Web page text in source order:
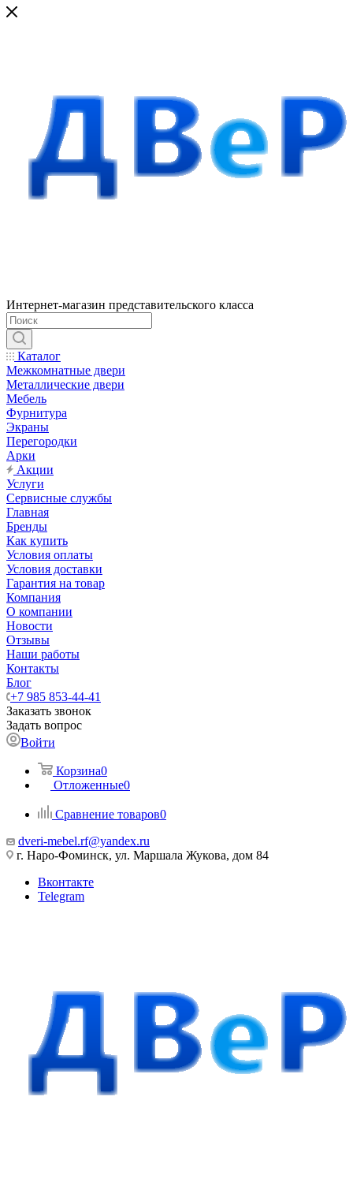
Интернет-магазин представительского класса
Каталог
Межкомнатные двери
Металлические двери
Мебель
Фурнитура
Экраны
Перегородки
Арки
Акции
Услуги
Сервисные службы
Главная
Бренды
Как купить
Условия оплаты
Условия доставки
Гарантия на товар
Компания
О компании
Новости
Отзывы
Наши работы
Контакты
Блог
+7 985 853-44-41
Заказать звонок
Задать вопрос
Войти
Корзина0
Отложенные0
Сравнение товаров0
dveri-mebel.rf@yandex.ru
г. Наро-Фоминск, ул. Маршала Жукова, дом 84
Вконтакте
Telegram